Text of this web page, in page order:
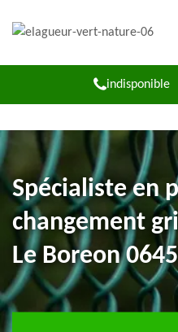
indisponible
Spécialiste en
changement
Le Boreon